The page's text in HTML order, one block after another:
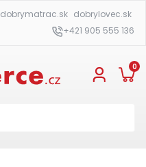
dobrymatrac.sk dobrylovec.sk
+421 905 555 136
0